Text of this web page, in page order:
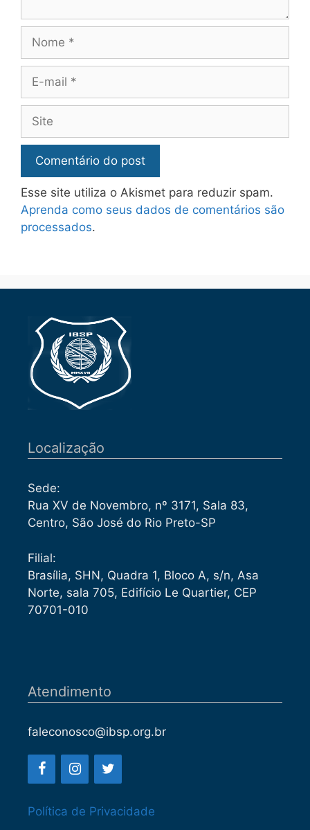
Esse site utiliza o Akismet para reduzir spam.
Aprenda como seus dados de comentários são
processados.
Localização
Sede:
Rua XV de Novembro, nº 3171, Sala 83,
Centro, São José do Rio Preto-SP
Filial:
Brasília, SHN, Quadra 1, Bloco A, s/n, Asa
Norte, sala 705, Edifício Le Quartier, CEP
70701-010
Atendimento
faleconosco@ibsp.org.br
Política de Privacidade